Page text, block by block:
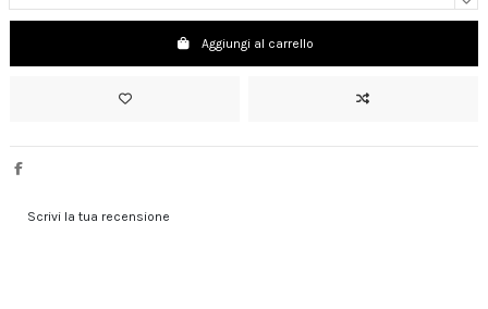
Aggiungi al carrello
Scrivi la tua recensione